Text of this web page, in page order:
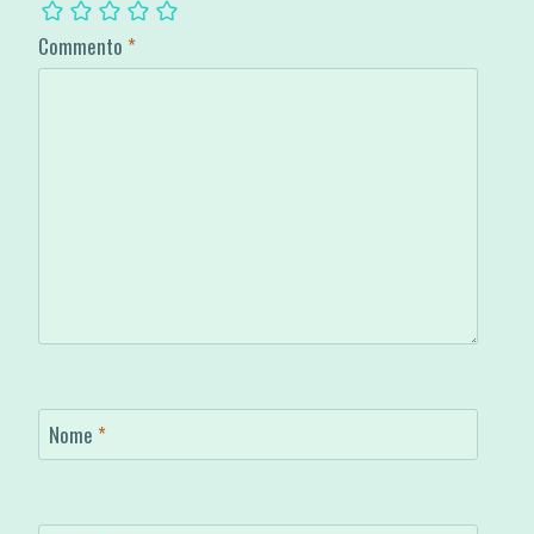
Commento *
Nome *